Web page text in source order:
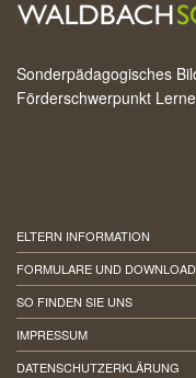
Sonderpädagogisches
Förderschwerpunkt
ELTERN INFORMATION
FORMULARE UND
SO FINDEN SIE UNS
IMPRESSUM
DATENSCHUTZERKLÄRUNG